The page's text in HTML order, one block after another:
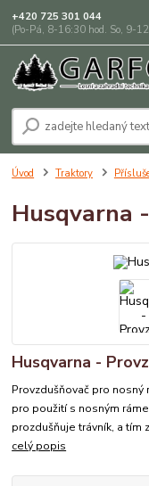
+420 725 301 044
(Po-Pá, 8-16:30 hod. So, 9-12
Úvod Traktory
Husqvarna
Husqvarna -
Provzdušňovač pro
pro použití s nosným
prozdušňuje trávník, a
celý popis